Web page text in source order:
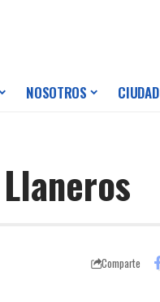
NOSOTROS CIUDAD
Comparte